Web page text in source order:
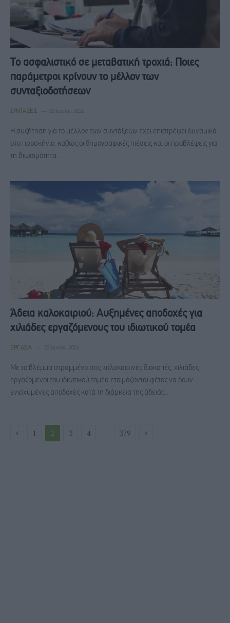
Το ασφαλιστικό σε μεταβατική τροχιά: Ποιες
παράμετροι κρίνουν το μέλλον των
συνταξιοδοτήσεων
ΣΥΝΤΆΞΕΙΣ 22 Ιουνίου, 2026
Η συζήτηση για το μέλλον των συντάξεων έχει επιστρέψει δυναμικά
στο προσκήνιο, καθώς οι δημογραφικές πιέσεις και οι προβλέψεις για
τη βιωσιμότητα…
Άδεια καλοκαιριού: Αυξημένες αποδοχές για
χιλιάδες εργαζόμενους του ιδιωτικού τομέα
ΕΡΓΑΣΊΑ 20 Ιουνίου, 2026
Με το βλέμμα στραμμένο στις καλοκαιρινές διακοπές, χιλιάδες
εργαζόμενοι του ιδιωτικού τομέα ετοιμάζονται φέτος να δουν
ενισχυμένες αποδοχές κατά τη διάρκεια της άδειάς…
Previous
1 2 3 4 … 379 Next